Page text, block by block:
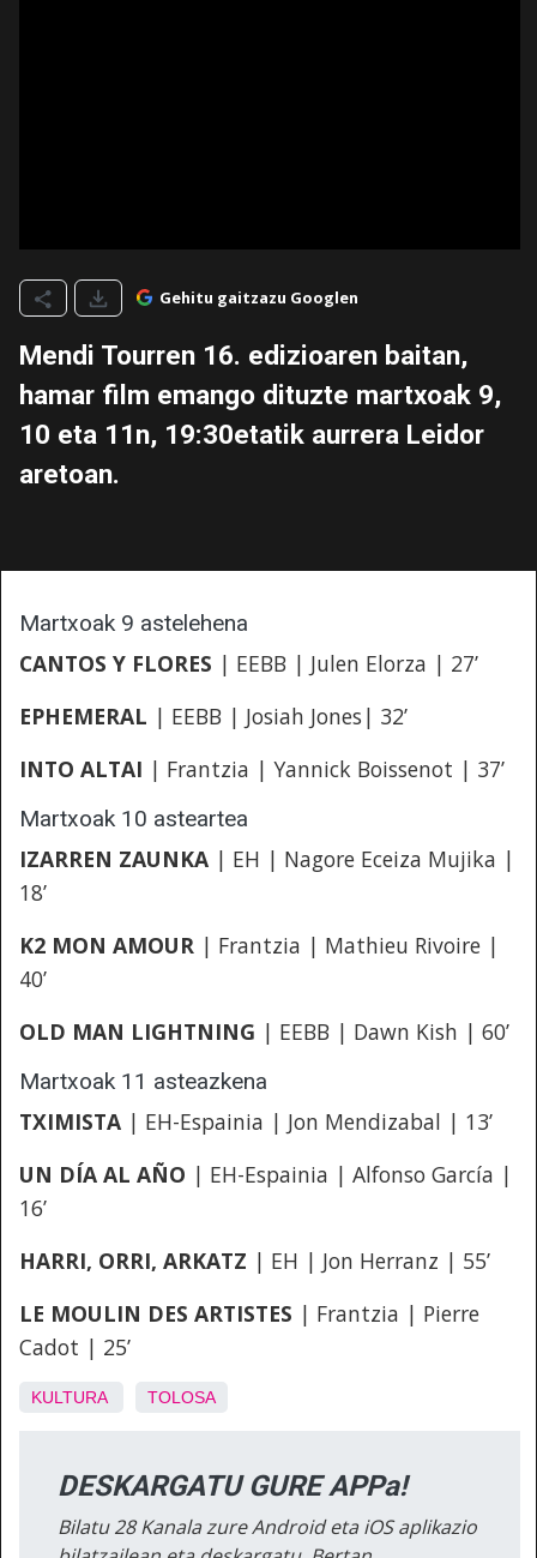
Gehitu gaitzazu Googlen
Mendi Tourren 16. edizioaren baitan,
hamar film emango dituzte martxoak 9,
10 eta 11n, 19:30etatik aurrera Leidor
aretoan.
Martxoak 9 astelehena
CANTOS Y FLORES | EEBB | Julen Elorza | 27’
EPHEMERAL | EEBB | Josiah Jones| 32’
INTO ALTAI | Frantzia | Yannick Boissenot | 37’
Martxoak 10 asteartea
IZARREN ZAUNKA | EH | Nagore Eceiza Mujika |
18’
K2 MON AMOUR | Frantzia | Mathieu Rivoire |
40’
OLD MAN LIGHTNING | EEBB | Dawn Kish | 60’
Martxoak 11 asteazkena
TXIMISTA | EH-Espainia | Jon Mendizabal | 13’
UN DÍA AL AÑO | EH-Espainia | Alfonso García |
16’
HARRI, ORRI, ARKATZ | EH | Jon Herranz | 55’
LE MOULIN DES ARTISTES | Frantzia | Pierre
Cadot | 25’
KULTURA TOLOSA
DESKARGATU GURE APPa!
Bilatu 28 Kanala zure Android eta iOS aplikazio